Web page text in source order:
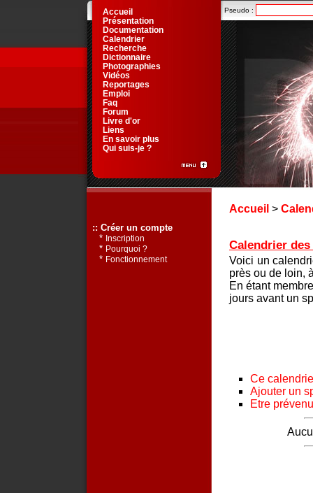
Accueil >
Calendrier
Voici un
près ou de loin,
En étant
jours avant un
Ce
Ajouter un
Etre
Pseudo :
Accueil
Présentation
Documentation
Calendrier
Recherche
Dictionnaire
Photographies
Vidéos
Reportages
Emploi
Faq
Forum
Livre d'or
Liens
En savoir plus
Qui suis-je ?
:: Créer un compte
* Inscription
* Pourquoi ?
* Fonctionnement